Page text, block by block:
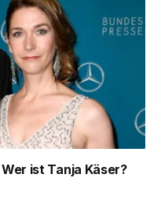
ist Tanja Käser?